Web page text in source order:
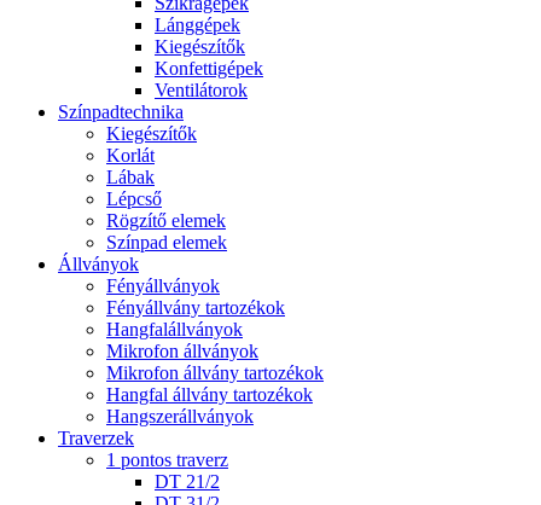
Lánggépek
Kiegészítők
Konfettigépek
Ventilátorok
Színpadtechnika
Kiegészítők
Korlát
Lábak
Lépcső
Rögzítő elemek
Színpad elemek
Állványok
Fényállványok
Fényállvány tartozékok
Hangfalállványok
Mikrofon állványok
Mikrofon állvány tartozékok
Hangfal állvány tartozékok
Hangszerállványok
Traverzek
1 pontos traverz
DT 21/2